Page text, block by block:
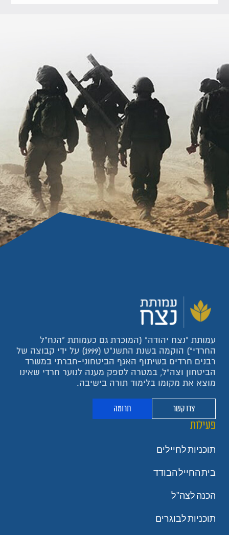
עמותת "נצח יהודה" (המוכרת גם כעמותת "הנח"ל
החרדי") הוקמה בשנת התשנ"ט (1999) על ידי קבוצה של
רבנים חרדים בשיתוף האגף הביטחוני-חברתי במשרד
הביטחון וצה"ל, במטרה לספק מענה לנוער חרדי שאינו
מוצא את מקומו בלימוד תורה בישיבה.
צרו קשר תרומה
פעילות
תוכניות לחיילים
בית החייל הבודד
הכנה לצה"ל
תוכניות לבוגרים